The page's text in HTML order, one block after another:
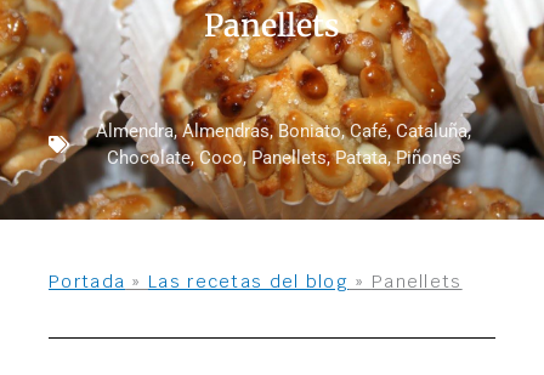
Panellets
Almendra,Almendras,Boniato,Café,Cataluña,
Chocolate,Coco,Panellets,Patata,Piñones
Portada » Las recetas del blog » Panellets